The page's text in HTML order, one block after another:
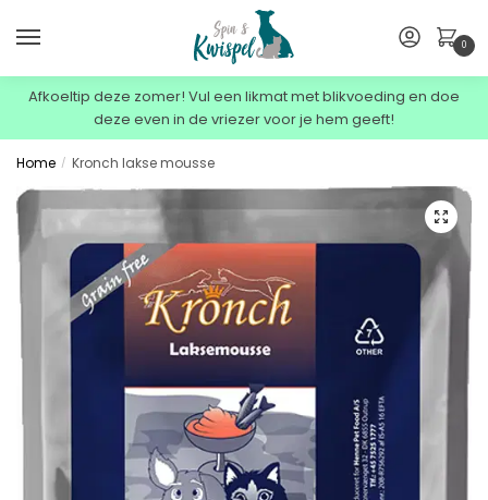
0
Afkoeltip deze zomer! Vul een likmat met blikvoeding en doe
deze even in de vriezer voor je hem geeft!
Home / Kronch lakse mousse